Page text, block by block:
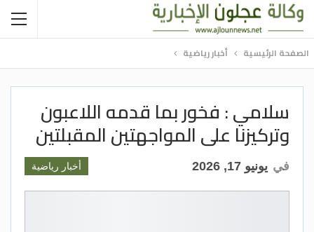
الصفحة الرئيسية أخبار رياضية
سلامي : فخور بما قدمه اللاعبون
وتركيزنا على المواجهتين المقبلتين
أخبار رياضية في يونيو 17, 2026